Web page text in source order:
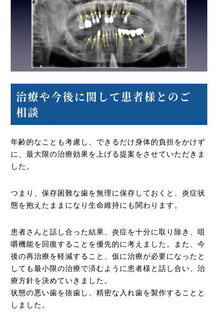
治療や今後に関して患者様とのご
相談
年齢的なことも考慮し、できるだけ身体的負担をかけず
に、最大限の治療効果を上げる提案をさせていただきま
した。
つまり、保存困難な歯を無理に保存しておくと、炎症状
態を抱えたままになり生命維持にも関わります。
患者さんと話し合った結果、炎症を十分に取り除き、咀
嚼機能を回復することを優先的に考えました。また、今
後の再治療を軽減すること、仮に治療が必要になったと
しても最小限の治療で済むように患者様と話し合い、治
療方針を決めていきました。
状態の悪い歯を抜歯し、精密な入れ歯を製作することと
しました。